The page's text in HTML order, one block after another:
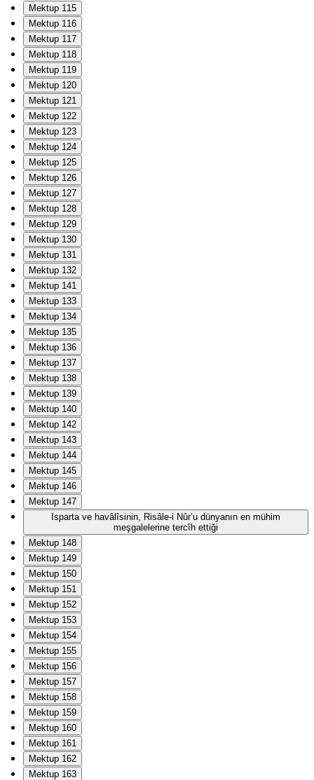
Mektup 115
Mektup 116
Mektup 117
Mektup 118
Mektup 119
Mektup 120
Mektup 121
Mektup 122
Mektup 123
Mektup 124
Mektup 125
Mektup 126
Mektup 127
Mektup 128
Mektup 129
Mektup 130
Mektup 131
Mektup 132
Mektup 141
Mektup 133
Mektup 134
Mektup 135
Mektup 136
Mektup 137
Mektup 138
Mektup 139
Mektup 140
Mektup 142
Mektup 143
Mektup 144
Mektup 145
Mektup 146
Mektup 147
Isparta ve havâlîsinin, Risâle-i Nûr’u dünyanın en mühim
meşgalelerine tercîh ettiği
Mektup 148
Mektup 149
Mektup 150
Mektup 151
Mektup 152
Mektup 153
Mektup 154
Mektup 155
Mektup 156
Mektup 157
Mektup 158
Mektup 159
Mektup 160
Mektup 161
Mektup 162
Mektup 163